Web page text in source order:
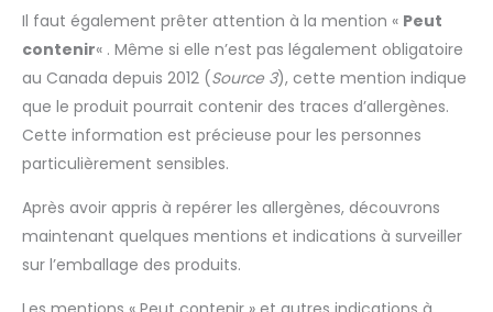
Il faut également prêter attention à la mention « Peut
contenir« . Même si elle n’est pas légalement obligatoire
au Canada depuis 2012 (Source 3), cette mention indique
que le produit pourrait contenir des traces d’allergènes.
Cette information est précieuse pour les personnes
particulièrement sensibles.
Après avoir appris à repérer les allergènes, découvrons
maintenant quelques mentions et indications à surveiller
sur l’emballage des produits.